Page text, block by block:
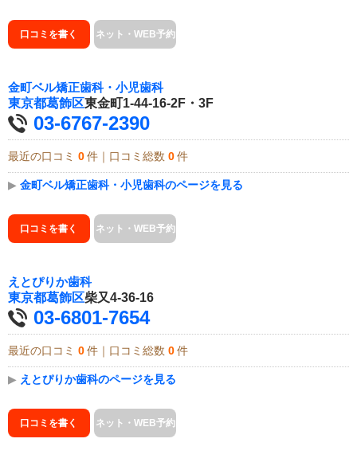
口コミを書く ネット・WEB予約
金町ベル矯正歯科・小児歯科
東京都葛飾区東金町1-44-16-2F・3F
03-6767-2390
最近の口コミ 0 件｜口コミ総数 0 件
▶ 金町ベル矯正歯科・小児歯科のページを見る
口コミを書く ネット・WEB予約
えとぴりか歯科
東京都葛飾区柴又4-36-16
03-6801-7654
最近の口コミ 0 件｜口コミ総数 0 件
▶ えとぴりか歯科のページを見る
口コミを書く ネット・WEB予約